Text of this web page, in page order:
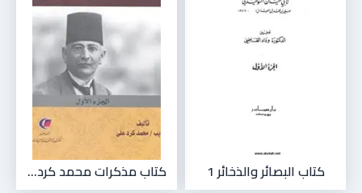
كتاب البصائر والذخائر 1 كتاب مذكرات محمد كرد...